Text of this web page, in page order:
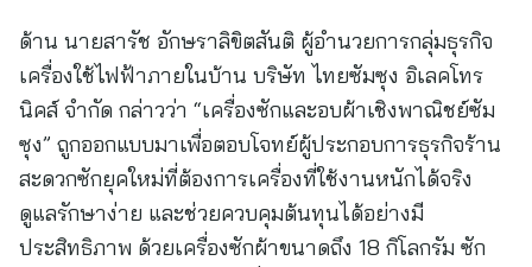
ด้าน นายสารัช อักษราลิขิตสันติ ผู้อำนวยการกลุ่มธุรกิจ
เครื่องใช้ไฟฟ้าภายในบ้าน บริษัท ไทยซัมซุง อิเลคโทร
นิคส์ จำกัด กล่าวว่า “เครื่องซักและอบผ้าเชิงพาณิชย์ซัม
ซุง” ถูกออกแบบมาเพื่อตอบโจทย์ผู้ประกอบการธุรกิจร้าน
สะดวกซักยุคใหม่ที่ต้องการเครื่องที่ใช้งานหนักได้จริง
ดูแลรักษาง่าย และช่วยควบคุมต้นทุนได้อย่างมี
ประสิทธิภาพ ด้วยเครื่องซักผ้าขนาดถึง 18 กิโลกรัม ซัก